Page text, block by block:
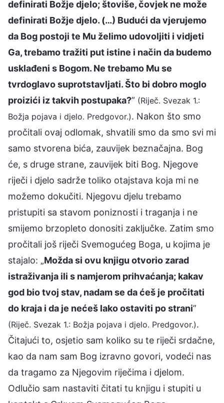
definirati Božje djelo; štoviše, čovjek ne može
definirati Božje djelo. (…) Budući da vjerujemo
da Bog postoji te Mu želimo udovoljiti i vidjeti
Ga, trebamo tražiti put istine i način da budemo
usklađeni s Bogom. Ne trebamo Mu se
tvrdoglavo suprotstavljati. Što bi dobro moglo
proizići iz takvih postupaka?” (Riječ. Svezak 1.:
Božja pojava i djelo. Predgovor.). Nakon što smo
pročitali ovaj odlomak, shvatili smo da smo svi mi
samo stvorena bića, zauvijek beznačajna. Bog
će, s druge strane, zauvijek biti Bog. Njegove
riječi i djelo sadrže toliko otajstava koja mi ne
možemo dokučiti. Njegovu djelu trebamo
pristupiti sa stavom poniznosti i traganja i ne
smijemo brzopleto donositi zaključke. Zatim smo
pročitali još riječi Svemogućeg Boga, u kojima je
stajalo: „Možda si ovu knjigu otvorio zarad
istraživanja ili s namjerom prihvaćanja; kakav
god bio tvoj stav, nadam se da ćeš je pročitati
do kraja i da je nećeš lako ostaviti po strani”
(Riječ. Svezak 1.: Božja pojava i djelo. Predgovor.).
Čitajući to, osjetio sam koliko su te riječi srdačne,
kao da nam sam Bog izravno govori, vodeći nas
da tragamo za Njegovim riječima i djelom.
Odlučio sam nastaviti čitati tu knjigu i stupiti u